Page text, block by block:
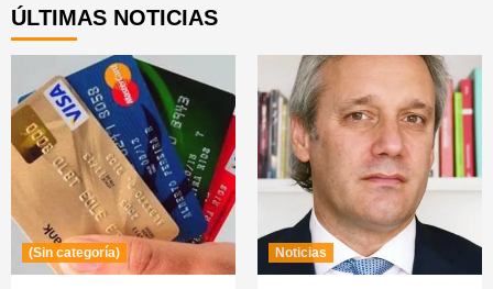
ÚLTIMAS NOTICIAS
(Sin categoría) Noticias